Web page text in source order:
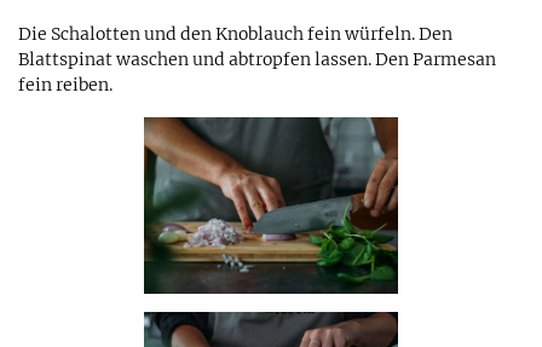
Die Schalotten und den Knoblauch fein würfeln. Den
Blattspinat waschen und abtropfen lassen. Den Parmesan
fein reiben.